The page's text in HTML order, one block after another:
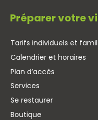
Préparer votre
Tarifs individuels et
Calendrier et horaires
Plan d’accès
Services
Se restaurer
Boutique